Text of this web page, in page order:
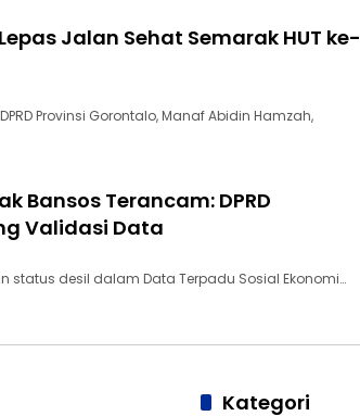
Jalan Sehat Semarak HUT ke-
DPRD Provinsi Gorontalo, Manaf Abidin Hamzah,
Bansos Terancam: DPRD
Validasi Data
status desil dalam Data Terpadu Sosial Ekonomi…
Kategori